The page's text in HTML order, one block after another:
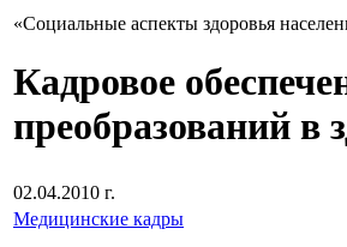
«Социальные аспекты здоровья
Кадровое
преобразований в
02.04.2010 г.
Медицинские кадры